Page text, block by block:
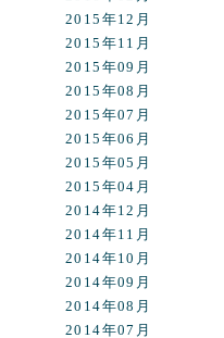
2015年12月
2015年11月
2015年09月
2015年08月
2015年07月
2015年06月
2015年05月
2015年04月
2014年12月
2014年11月
2014年10月
2014年09月
2014年08月
2014年07月